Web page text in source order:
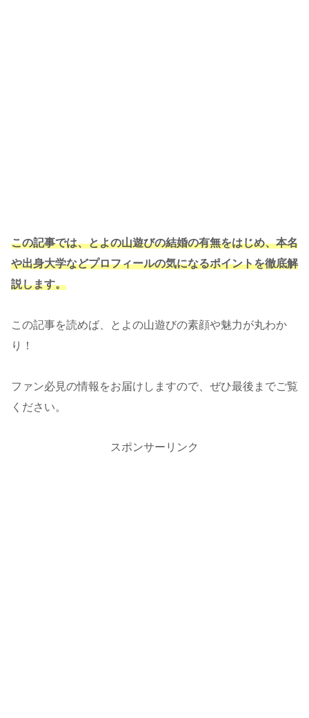
この記事では、とよの山遊びの結婚の有無をはじめ、本名
や出身大学などプロフィールの気になるポイントを徹底解
説します。
この記事を読めば、とよの山遊びの素顔や魅力が丸わか
り！
ファン必見の情報をお届けしますので、ぜひ最後までご覧
ください。
スポンサーリンク